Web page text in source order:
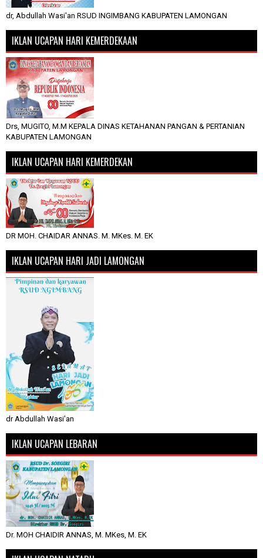
dr, Abdullah Wasi'an RSUD INGIMBANG KABUPATEN LAMONGAN
IKLAN UCAPAN HARI KEMERDEKAAN
Drs, MUGITO, M.M KEPALA DINAS KETAHANAN PANGAN & PERTANIAN
KABUPATEN LAMONGAN
IKLAN UCAPAN HARI KEMERDEKAN
DR MOH. CHAIDAR ANNAS. M. MKes. M. EK
IKLAN UCAPAN HARI JADI LAMONGAN
dr Abdullah Wasi'an
IKLAN UCAPAN LEBARAN
Dr. MOH CHAIDIR ANNAS, M. MKes, M. EK